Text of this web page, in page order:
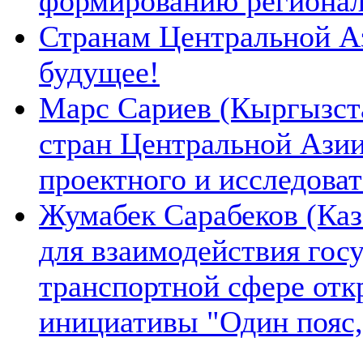
Странам Центральной
будущее!
Марс Сариев
стран Центральной
проектного и
Жумабек Сарабеков
для взаимодействия
транспортной сфере
инициативы "Один